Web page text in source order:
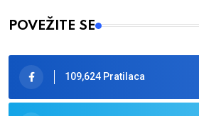
POVEŽITE SE
109,624 Pratilaca